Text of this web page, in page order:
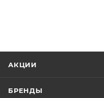
АКЦИИ
БРЕНДЫ